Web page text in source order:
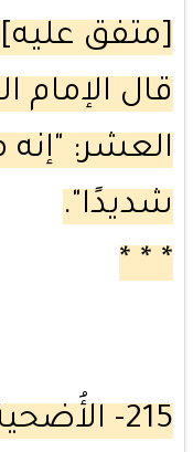
[متفق
قال الإمام
العشر:
شديدًا".
* * *
215-